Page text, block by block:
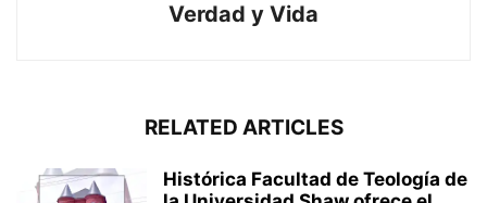
Verdad y Vida
RELATED ARTICLES
Histórica Facultad de Teología de